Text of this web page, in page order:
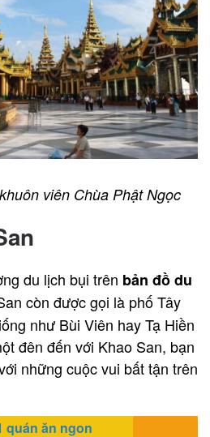
viên Chùa Phật Ngọc
du lịch bụi trên bản đồ du
còn được gọi là phố Tây
như Bùi Viên hay Tạ Hiền
đên đến với Khao San, bạn
những cuộc vui bất tận trên
quán ăn ngon